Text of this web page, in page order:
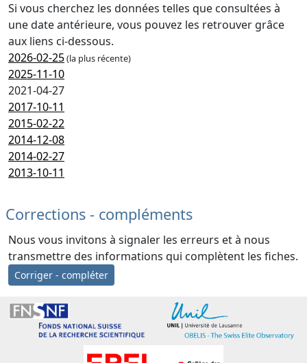
Si vous cherchez les données telles que consultées à
une date antérieure, vous pouvez les retrouver grâce
aux liens ci-dessous.
2026-02-25(la plus récente)
2025-11-10
2021-04-27
2017-10-11
2015-02-22
2014-12-08
2014-02-27
2013-10-11
Corrections - compléments
Nous vous invitons à signaler les erreurs et à nous
transmettre des informations qui complètent les fiches.
Corriger - compléter